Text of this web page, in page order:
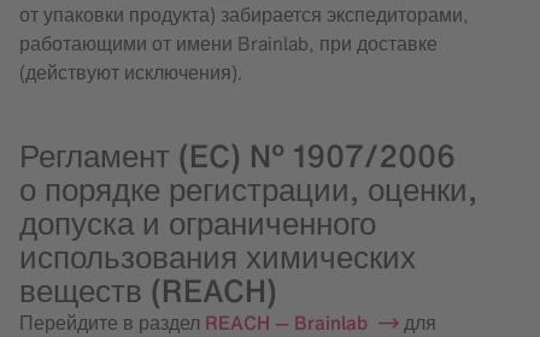
от упаковки продукта) забирается экспедиторами,
работающими от имени Brainlab, при доставке
(действуют исключения).
Регламент (EC) № 1907/2006
о порядке регистрации, оценки,
допуска и ограниченного
использования химических
веществ (REACH)
Перейдите в раздел REACH — Brainlab
для